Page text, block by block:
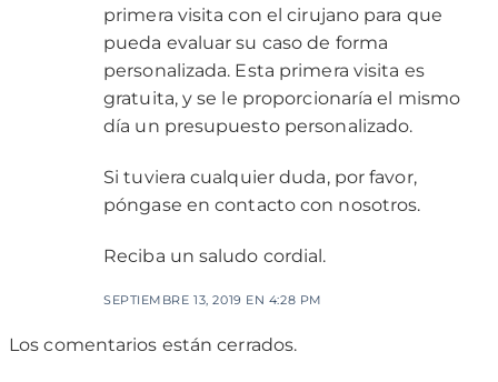
primera visita con el cirujano para que
pueda evaluar su caso de forma
personalizada. Esta primera visita es
gratuita, y se le proporcionaría el mismo
día un presupuesto personalizado.
Si tuviera cualquier duda, por favor,
póngase en contacto con nosotros.
Reciba un saludo cordial.
SEPTIEMBRE 13, 2019 EN 4:28 PM
Los comentarios están cerrados.